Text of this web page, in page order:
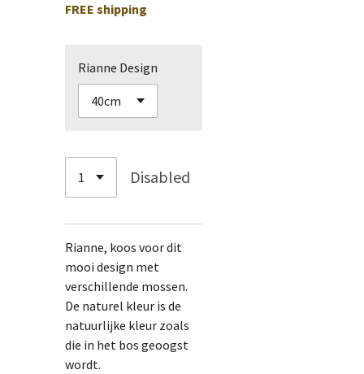
FREE shipping
Rianne Design
Disabled
Rianne, koos voor dit
mooi design met
verschillende mossen.
De naturel kleur is de
natuurlijke kleur zoals
die in het bos geoogst
wordt.